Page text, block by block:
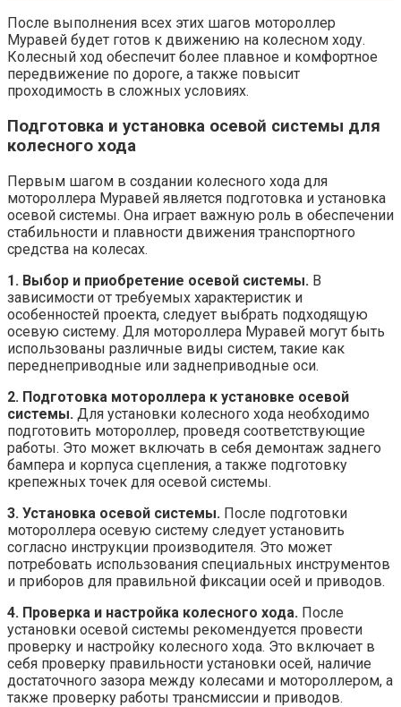
После выполнения всех этих шагов мотороллер
Муравей будет готов к движению на колесном ходу.
Колесный ход обеспечит более плавное и комфортное
передвижение по дороге, а также повысит
проходимость в сложных условиях.
Подготовка и установка осевой системы для
колесного хода
Первым шагом в создании колесного хода для
мотороллера Муравей является подготовка и установка
осевой системы. Она играет важную роль в обеспечении
стабильности и плавности движения транспортного
средства на колесах.
1. Выбор и приобретение осевой системы. В
зависимости от требуемых характеристик и
особенностей проекта, следует выбрать подходящую
осевую систему. Для мотороллера Муравей могут быть
использованы различные виды систем, такие как
переднеприводные или заднеприводные оси.
2. Подготовка мотороллера к установке осевой
системы. Для установки колесного хода необходимо
подготовить мотороллер, проведя соответствующие
работы. Это может включать в себя демонтаж заднего
бампера и корпуса сцепления, а также подготовку
крепежных точек для осевой системы.
3. Установка осевой системы. После подготовки
мотороллера осевую систему следует установить
согласно инструкции производителя. Это может
потребовать использования специальных инструментов
и приборов для правильной фиксации осей и приводов.
4. Проверка и настройка колесного хода. После
установки осевой системы рекомендуется провести
проверку и настройку колесного хода. Это включает в
себя проверку правильности установки осей, наличие
достаточного зазора между колесами и мотороллером, а
также проверку работы трансмиссии и приводов.